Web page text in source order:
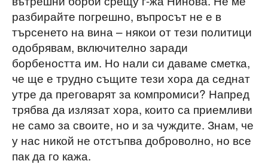
разбирайте погрешно, въпросът не е в
търсенето на вина – някои от тези политици
одобрявам, включително заради
борбеността им. Но нали си даваме сметка,
че ще е трудно същите тези хора да седнат
утре да преговарят за компромиси? Напред
трябва да излязат хора, които са приемливи
не само за своите, но и за чуждите. Знам, че
у нас никой не отстъпва доброволно, но все
пак да го кажа.